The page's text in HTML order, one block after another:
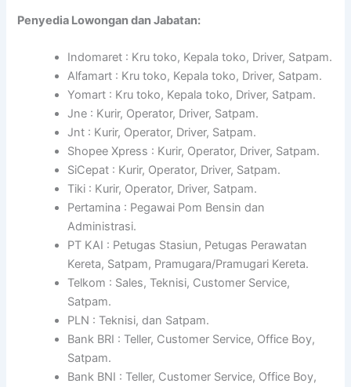
Penyedia Lowongan dan Jabatan:
Indomaret : Kru toko, Kepala toko, Driver, Satpam.
Alfamart : Kru toko, Kepala toko, Driver, Satpam.
Yomart : Kru toko, Kepala toko, Driver, Satpam.
Jne : Kurir, Operator, Driver, Satpam.
Jnt : Kurir, Operator, Driver, Satpam.
Shopee Xpress : Kurir, Operator, Driver, Satpam.
SiCepat : Kurir, Operator, Driver, Satpam.
Tiki : Kurir, Operator, Driver, Satpam.
Pertamina : Pegawai Pom Bensin dan
Administrasi.
PT KAI : Petugas Stasiun, Petugas Perawatan
Kereta, Satpam, Pramugara/Pramugari Kereta.
Telkom : Sales, Teknisi, Customer Service,
Satpam.
PLN : Teknisi, dan Satpam.
Bank BRI : Teller, Customer Service, Office Boy,
Satpam.
Bank BNI : Teller, Customer Service, Office Boy,